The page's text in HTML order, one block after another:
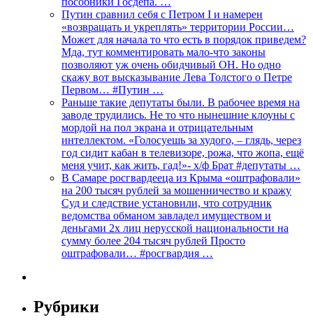
Путин сравнил себя с Петром I и намерен
«возвращать и укреплять» территории России…
Может для начала то что есть в порядок приведем?
Мда, тут комментировать мало-что законы
позволяют уж очень обидчивый ОН. Но одно
скажу вот высказывание Лева Толстого о Петре
Первом… #Путин …
Раньше такие депутаты были. В рабочее время на
заводе трудились. Не то что нынешние клоуны с
мордой на пол экрана и отрицательным
интеллектом. «Голосуешь за худого, – глядь, через
год сидит кабан в телевизоре, рожа, что жопа, ещё
меня учит, как жить, гад!»- х/ф Брат #депутаты …
В Самаре росгвардееца из Крыма «оштрафовали»
на 200 тысяч рублей за мошенничество и кражу
Суд и следствие установили, что сотрудник
ведомства обманом завладел имуществом и
деньгами 2х лиц нерусской национальности на
сумму более 204 тысяч рублей Просто
оштрафовали… #росгвардия …
Рубрики